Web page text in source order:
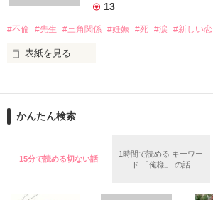
13
#不倫 #先生 #三角関係 #妊娠 #死 #涙 #新しい恋
表紙を見る
泣かせてばかりで…ゴメン…」
かんたん検索
15分で読める切ない話
1時間で読める キーワー
ド 「俺様」 の話